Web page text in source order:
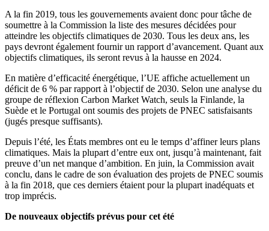
A la fin 2019, tous les gouvernements avaient donc pour tâche de
soumettre à la Commission la liste des mesures décidées pour
atteindre les objectifs climatiques de 2030. Tous les deux ans, les
pays devront également fournir un rapport d’avancement. Quant aux
objectifs climatiques, ils seront revus à la hausse en 2024.
En matière d’efficacité énergétique, l’UE affiche actuellement un
déficit de 6 % par rapport à l’objectif de 2030. Selon une analyse du
groupe de réflexion Carbon Market Watch, seuls la Finlande, la
Suède et le Portugal ont soumis des projets de PNEC satisfaisants
(jugés presque suffisants).
Depuis l’été, les États membres ont eu le temps d’affiner leurs plans
climatiques. Mais la plupart d’entre eux ont, jusqu’à maintenant, fait
preuve d’un net manque d’ambition. En juin, la Commission avait
conclu, dans le cadre de son évaluation des projets de PNEC soumis
à la fin 2018, que ces derniers étaient pour la plupart inadéquats et
trop imprécis.
De nouveaux objectifs prévus pour cet été